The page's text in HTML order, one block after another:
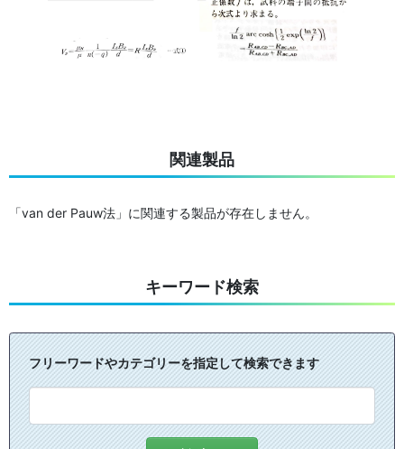
関連製品
「van der Pauw法」に関連する製品が存在しません。
キーワード検索
フリーワードやカテゴリーを指定して検索できます